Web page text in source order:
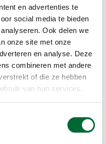
en advertenties te
social media te bieden
Ook delen we
onze site met onze
en analyse. Deze
combineren met andere
of die ze hebben
van hun services.